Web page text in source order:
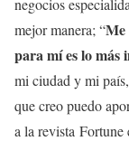
mejor manera; “Me
para mí es lo más
mi ciudad y mi
que creo puedo
a la revista Fortune